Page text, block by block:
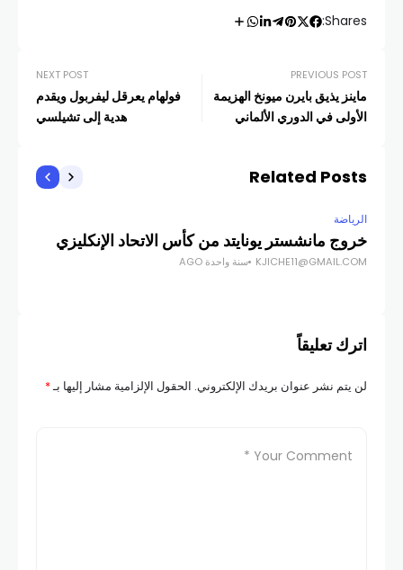
Shares:
PREVIOUS POST
ماينز يذيق بايرن ميونخ الهزيمة
الأولى في الدوري الألماني
NEXT POST
فولهام يعرقل ليفربول ويقدم
هدية إلى تشيلسي
Related Posts
الرياضة
خروج مانشستر يونايتد من كأس الاتحاد الإنكليزي
KJICHE11@GMAIL.COM سنة واحدة AGO
اترك تعليقاً
لن يتم نشر عنوان بريدك الإلكتروني. الحقول الإلزامية مشار إليها بـ*